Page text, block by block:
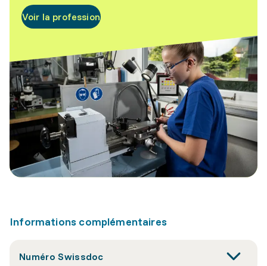
Voir la profession
Informations complémentaires
Numéro Swissdoc